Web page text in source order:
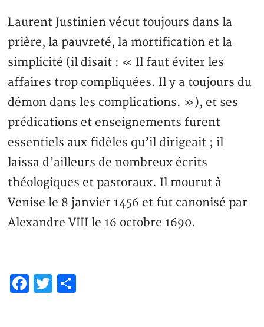
Laurent Justinien vécut toujours dans la
prière, la pauvreté, la mortification et la
simplicité (il disait : « Il faut éviter les
affaires trop compliquées. Il y a toujours du
démon dans les complications. »), et ses
prédications et enseignements furent
essentiels aux fidèles qu’il dirigeait ; il
laissa d’ailleurs de nombreux écrits
théologiques et pastoraux. Il mourut à
Venise le 8 janvier 1456 et fut canonisé par
Alexandre VIII le 16 octobre 1690.
Facebook
Twitter